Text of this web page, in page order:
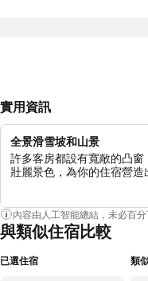
實用資訊
全景滑雪坡和山景
許多客房都設有寬敞的凸
壯麗景色，為你的住宿營造
內容由人工智能總結，未必百分
與類似住宿比較
已選住宿 類